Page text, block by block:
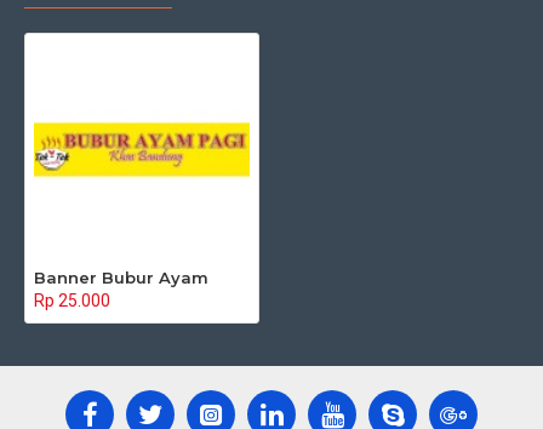
Banner Bubur Ayam
Rp 25.000